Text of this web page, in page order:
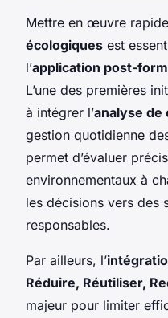
Mettre en œuvre
écologiques est
l’application post-
L’une des premières
à intégrer l’analyse de
gestion quotidienne
permet d’évaluer
environnementaux à
les décisions vers des
responsables.
Par ailleurs, l’
Réduire, Réutiliser,
majeur pour limiter